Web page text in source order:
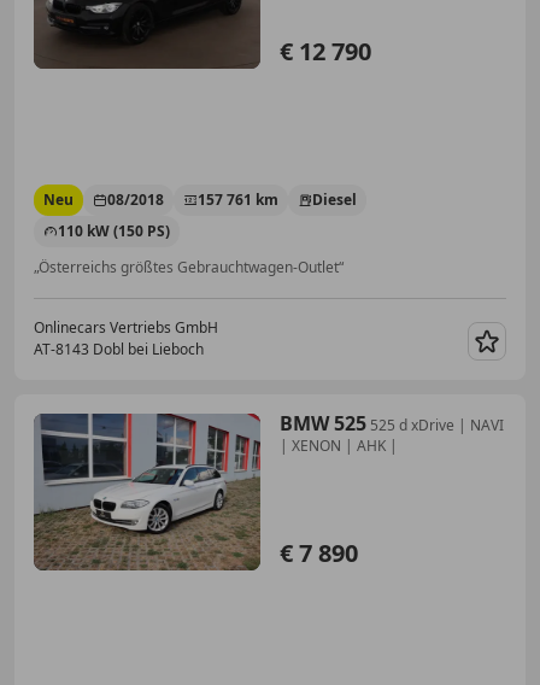
€ 12 790
Neu 08/2018 157 761 km
Diesel
110 kW (150 PS)
„Österreichs größtes Gebrauchtwagen-Outlet“
Onlinecars Vertriebs GmbH
AT-8143 Dobl bei Lieboch
BMW 525 525 d xDrive | NAVI
| XENON | AHK |
€ 7 890